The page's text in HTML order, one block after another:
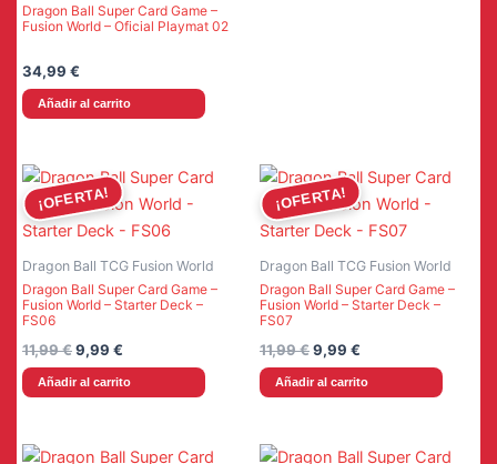
Dragon Ball Super Card Game –
Fusion World – Oficial Playmat 02
34,99 €
Añadir al carrito
¡OFERTA!
Dragon Ball TCG Fusion World
Dragon Ball Super Card Game –
Fusion World – Starter Deck –
FS06
11,99€El
precio
original
9,99 €
precio
actual
Añadir al carrito
¡OFERTA!
Dragon Ball TCG Fusion World
Dragon Ball Super Card Game –
Fusion World – Starter Deck –
FS07
11,99€El
precio
original
9,99 €
precio
actual
Añadir al carrito